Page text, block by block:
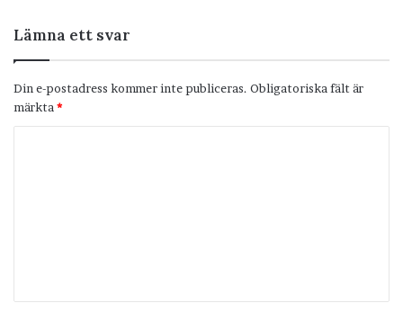
Lämna ett svar
Din e-postadress kommer inte publiceras. Obligatoriska fält är
märkta *
t